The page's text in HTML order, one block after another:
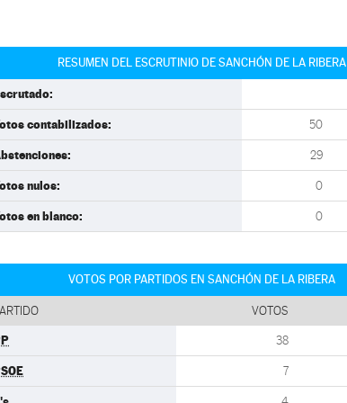
RESUMEN DEL ESCRUTINIO DE SANCHÓN DE LA RIBERA
contabilizados: 50
29
nulos: 0
en blanco: 0
VOTOS POR PARTIDOS EN SANCHÓN DE LA RIBERA
VOTOS
38
7